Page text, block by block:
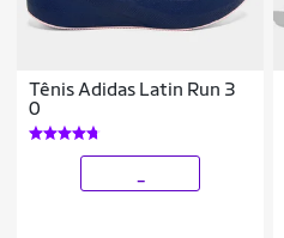
Tênis Adidas Latin Run 3
0